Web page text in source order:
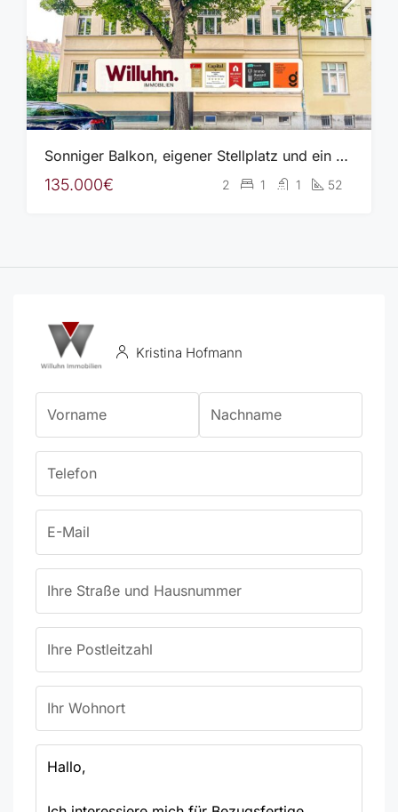
Sonniger Balkon, eigener Stellplatz und ein durchdachter Grundriss
135.000€ 2 1 1 52
Kristina Hofmann